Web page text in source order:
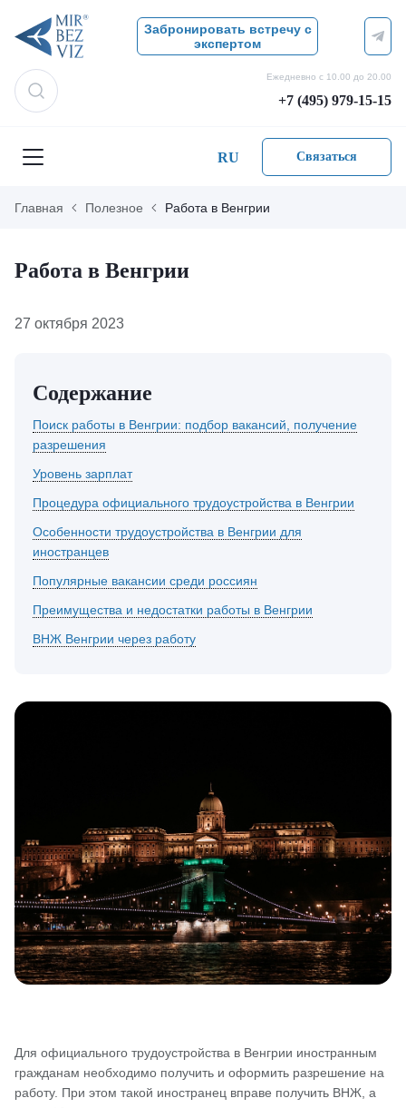
Забронировать встречу с
экспертом
Ежедневно с 10.00 до 20.00
+7 (495) 979-15-15
RU Связаться
Главная Полезное Работа в Венгрии
Работа в Венгрии
27 октября 2023
Содержание
Поиск работы в Венгрии: подбор вакансий, получение
разрешения
Уровень зарплат
Процедура официального трудоустройства в Венгрии
Особенности трудоустройства в Венгрии для
иностранцев
Популярные вакансии среди россиян
Преимущества и недостатки работы в Венгрии
ВНЖ Венгрии через работу
Для официального трудоустройства в Венгрии иностранным
гражданам необходимо получить и оформить разрешение на
работу. При этом такой иностранец вправе получить ВНЖ, а